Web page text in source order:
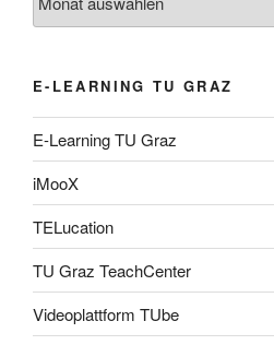
E-LEARNING TU GRAZ
E-Learning TU Graz
iMooX
TELucation
TU Graz TeachCenter
Videoplattform TUbe